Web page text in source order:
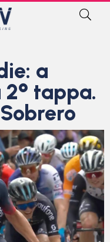
a
tappa.